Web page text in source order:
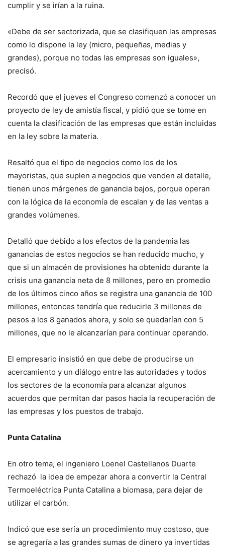
cumplir y se irían a la ruina.
«Debe de ser sectorizada, que se clasifiquen las empresas
como lo dispone la ley (micro, pequeñas, medias y
grandes), porque no todas las empresas son iguales»,
precisó.
Recordó que el jueves el Congreso comenzó a conocer un
proyecto de ley de amistía fiscal, y pidió que se tome en
cuenta la clasificación de las empresas que están incluidas
en la ley sobre la materia.
Resaltó que el tipo de negocios como los de los
mayoristas, que suplen a negocios que venden al detalle,
tienen unos márgenes de ganancia bajos, porque operan
con la lógica de la economía de escalan y de las ventas a
grandes volúmenes.
Detalló que debido a los efectos de la pandemia las
ganancias de estos negocios se han reducido mucho, y
que si un almacén de provisiones ha obtenido durante la
crisis una ganancia neta de 8 millones, pero en promedio
de los últimos cinco años se registra una ganancia de 100
millones, entonces tendría que reducirle 3 millones de
pesos a los 8 ganados ahora, y solo se quedarían con 5
millones, que no le alcanzarían para continuar operando.
El empresario insistió en que debe de producirse un
acercamiento y un diálogo entre las autoridades y todos
los sectores de la economía para alcanzar algunos
acuerdos que permitan dar pasos hacia la recuperación de
las empresas y los puestos de trabajo.
Punta Catalina
En otro tema, el ingeniero Loenel Castellanos Duarte
rechazó la idea de empezar ahora a convertir la Central
Termoeléctrica Punta Catalina a biomasa, para dejar de
utilizar el carbón.
Indicó que ese sería un procedimiento muy costoso, que
se agregaría a las grandes sumas de dinero ya invertidas